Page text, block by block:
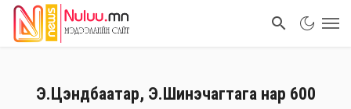
Э.Цэндбаатар, Э.Шинэчагтага нар 600